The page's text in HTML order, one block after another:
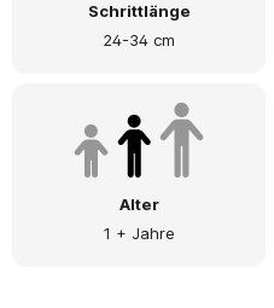
Schrittlänge
24-34 cm
Alter
1 + Jahre